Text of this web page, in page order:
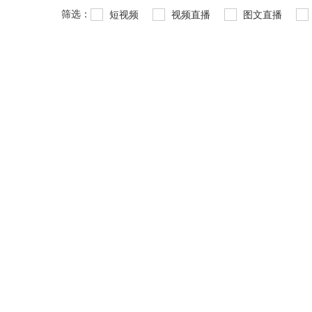
筛选： 短视频 视频直播 图文直播